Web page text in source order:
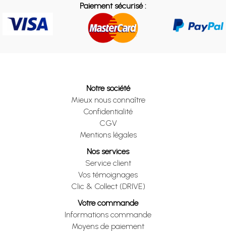
Paiement sécurisé :
Notre société
Mieux nous connaître
Confidentialité
CGV
Mentions légales
Nos services
Service client
Vos témoignages
Clic & Collect (DRIVE)
Votre commande
Informations commande
Moyens de paiement